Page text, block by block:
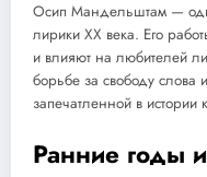
Осип Мандельштам —
лирики XX века. Его
и влияют на любителей
борьбе за свободу слова
запечатленной в истории
Ранние годы